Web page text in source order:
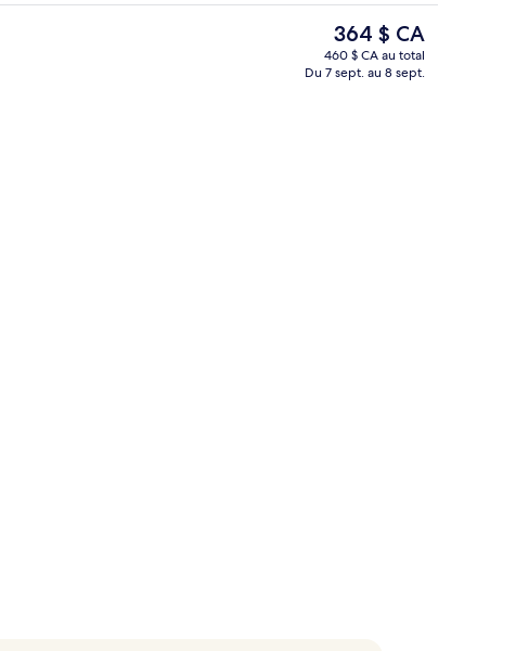
2 bars-salons
Le
prix
actuel
364 $ CA
460 $ CA au total
Du 7 sept. au 8 sept.